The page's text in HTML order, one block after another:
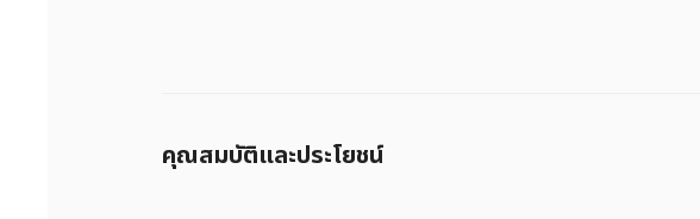
คุณสมบัติและประโยชน์